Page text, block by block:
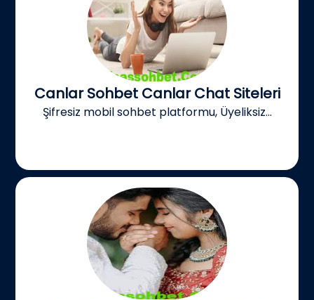
Canlar Sohbet Canlar Chat Siteleri
Şifresiz mobil sohbet platformu, Üyeliksiz...